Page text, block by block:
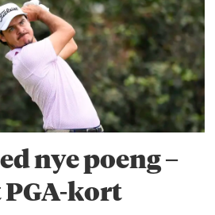
nye poeng –
kort